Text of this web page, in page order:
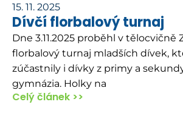
15. 11. 2025
Dívčí florbalový turnaj
Dne 3.11.2025 proběhl v tělocvičně
florbalový turnaj mladších dívek,
zúčastnily i dívky z primy a
gymnázia. Holky na
Celý článek >>